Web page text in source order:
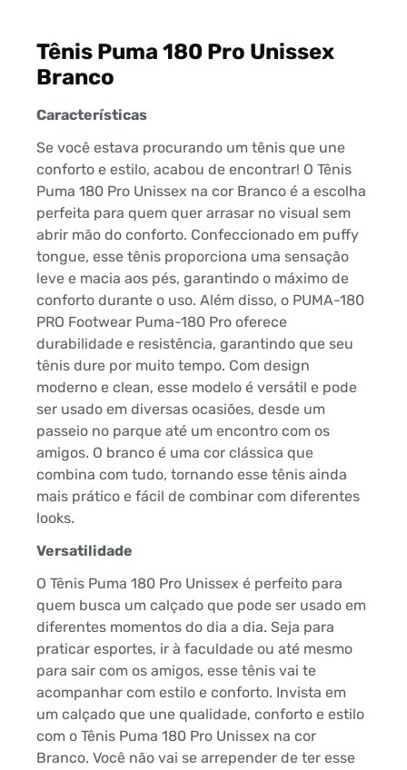
Tênis Puma 180 Pro Unissex
Branco
Características
Se você estava procurando um tênis que une
conforto e estilo, acabou de encontrar! O Tênis
Puma 180 Pro Unissex na cor Branco é a escolha
perfeita para quem quer arrasar no visual sem
abrir mão do conforto. Confeccionado em puffy
tongue, esse tênis proporciona uma sensação
leve e macia aos pés, garantindo o máximo de
conforto durante o uso. Além disso, o PUMA-180
PRO Footwear Puma-180 Pro oferece
durabilidade e resistência, garantindo que seu
tênis dure por muito tempo. Com design
moderno e clean, esse modelo é versátil e pode
ser usado em diversas ocasiões, desde um
passeio no parque até um encontro com os
amigos. O branco é uma cor clássica que
combina com tudo, tornando esse tênis ainda
mais prático e fácil de combinar com diferentes
looks.
Versatilidade
O Tênis Puma 180 Pro Unissex é perfeito para
quem busca um calçado que pode ser usado em
diferentes momentos do dia a dia. Seja para
praticar esportes, ir à faculdade ou até mesmo
para sair com os amigos, esse tênis vai te
acompanhar com estilo e conforto. Invista em
um calçado que une qualidade, conforto e estilo
com o Tênis Puma 180 Pro Unissex na cor
Branco. Você não vai se arrepender de ter esse